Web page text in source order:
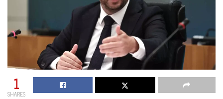
1
SHARES